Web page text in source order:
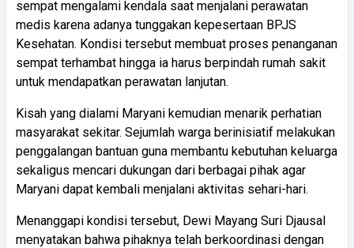
sempat mengalami kendala saat menjalani perawatan
medis karena adanya tunggakan kepesertaan BPJS
Kesehatan. Kondisi tersebut membuat proses penanganan
sempat terhambat hingga ia harus berpindah rumah sakit
untuk mendapatkan perawatan lanjutan.
Kisah yang dialami Maryani kemudian menarik perhatian
masyarakat sekitar. Sejumlah warga berinisiatif melakukan
penggalangan bantuan guna membantu kebutuhan keluarga
sekaligus mencari dukungan dari berbagai pihak agar
Maryani dapat kembali menjalani aktivitas sehari-hari.
Menanggapi kondisi tersebut, Dewi Mayang Suri Djausal
menyatakan bahwa pihaknya telah berkoordinasi dengan